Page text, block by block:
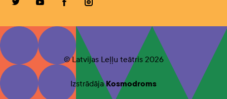
© Latvijas Leļļu teātris 2026
IzstrādājaKosmodroms